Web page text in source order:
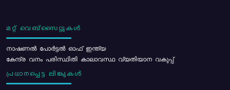
മറ്റ് വെബ്സൈറ്റുകൾ
നാഷണൽ പോർട്ടൽ ഓഫ് ഇന്ത്യ
കേന്ദ്ര വനം പരിസ്ഥിതി കാലാവസ്ഥ വ്യതിയാന വകുപ്പ്
പ്രധാനപ്പെട്ട ലിങ്കുകൾ